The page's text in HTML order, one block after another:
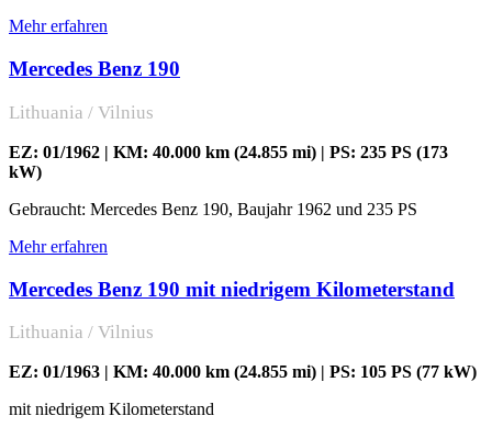
Mehr erfahren
Mercedes Benz 190
Lithuania / Vilnius
EZ: 01/1962 | KM: 40.000 km (24.855 mi) | PS: 235 PS (173
kW)
Gebraucht: Mercedes Benz 190, Baujahr 1962 und 235 PS
Mehr erfahren
Mercedes Benz 190 mit niedrigem Kilometerstand
Lithuania / Vilnius
EZ: 01/1963 | KM: 40.000 km (24.855 mi) | PS: 105 PS (77 kW)
mit niedrigem Kilometerstand